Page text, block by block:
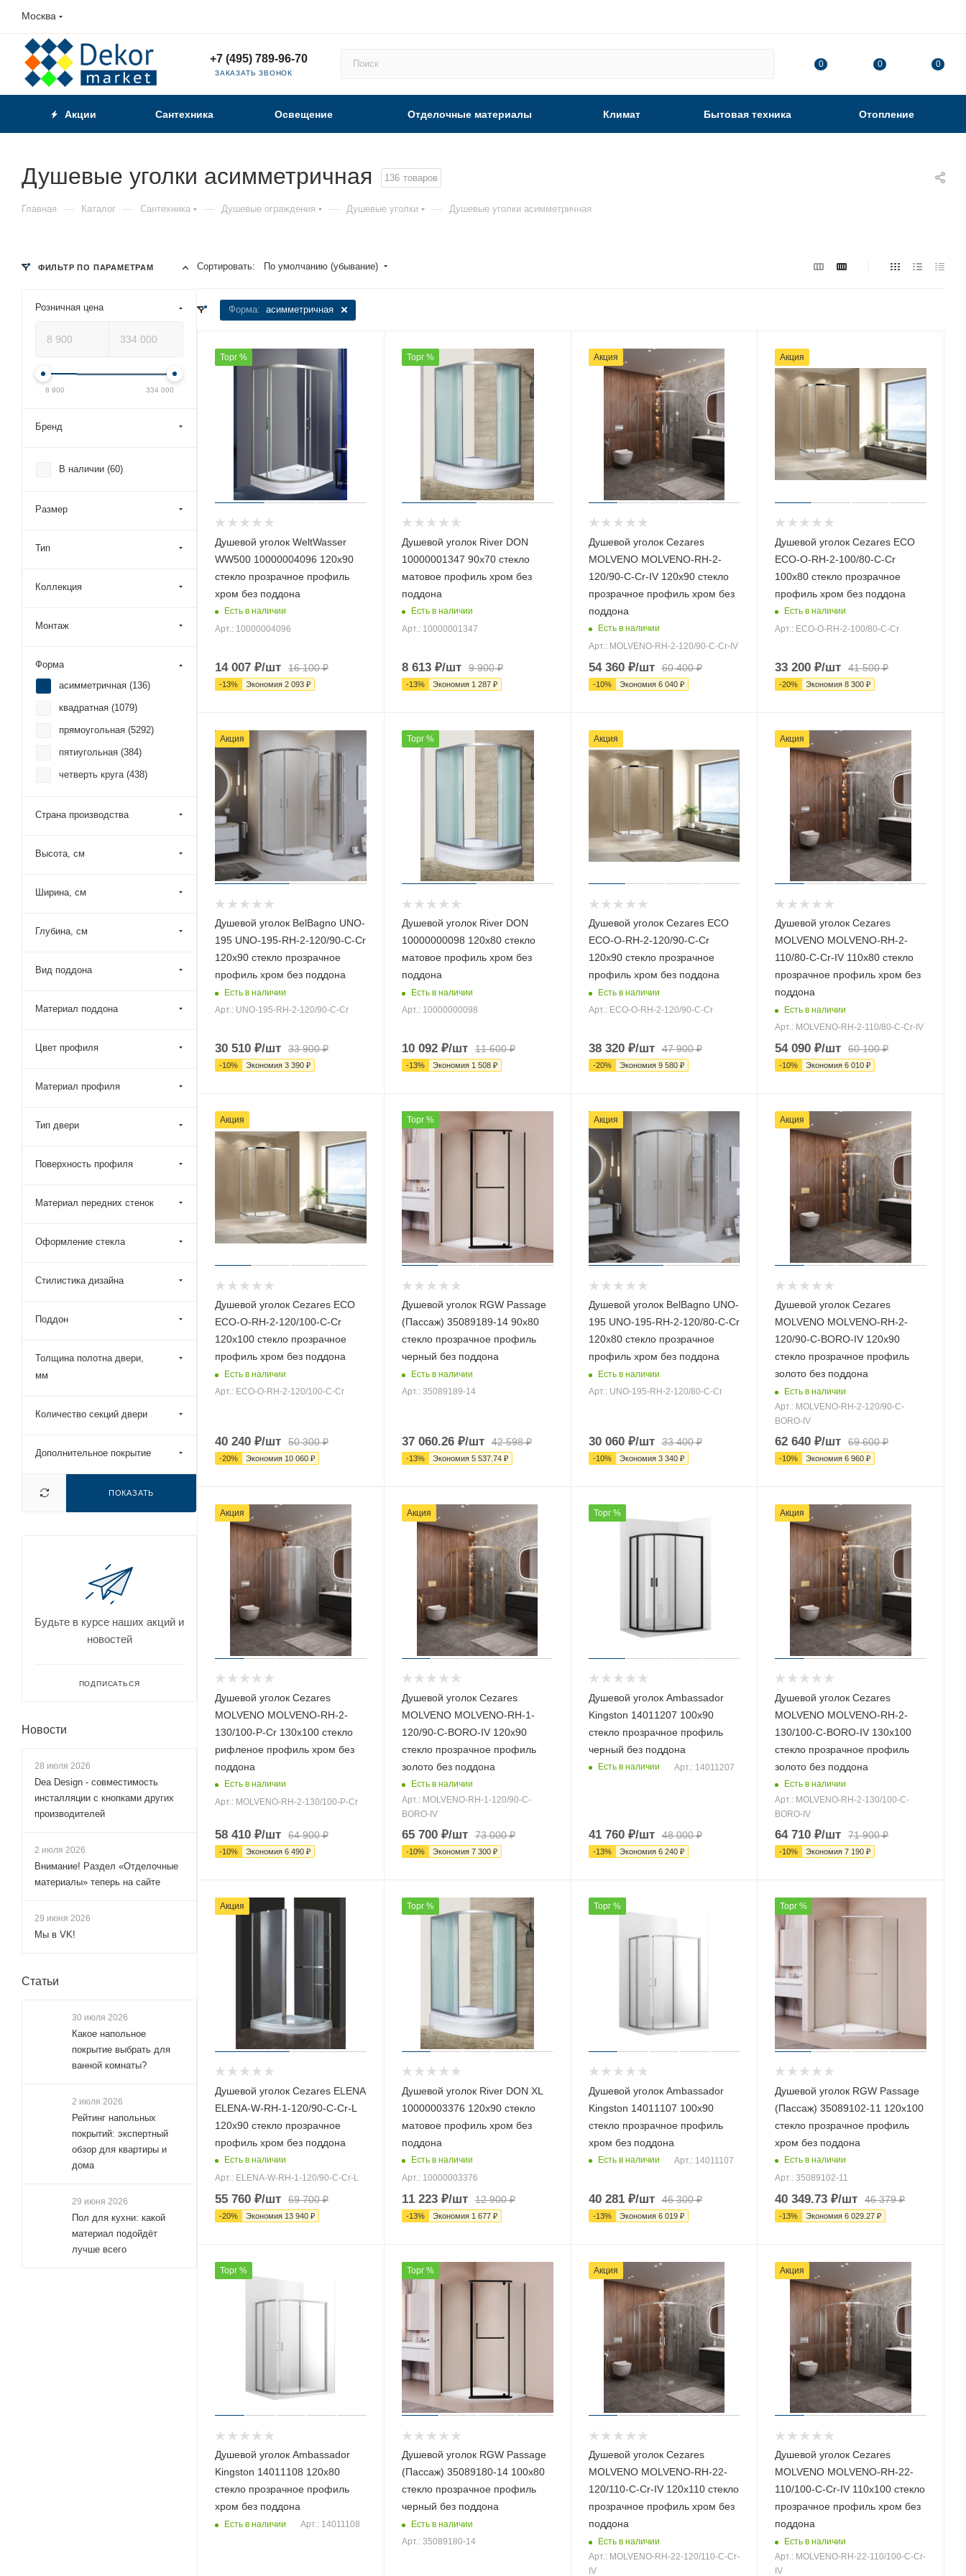
Москва
+7 (495) 789-96-70
ЗАКАЗАТЬ ЗВОНОК
0 0 0
Акции Сантехника Освещение Отделочные материалы Климат Бытовая техника Отопление
Душевые уголки асимметричная 136 товаров
Главная — Каталог — Сантехника — Душевые ограждения — Душевые уголки — Душевые уголки асимметричная
Сортировать: По умолчанию (убывание)
Форма: асимметричная
Торг %
Душевой уголок WeltWasser
WW500 10000004096 120х90
стекло прозрачное профиль
хром без поддона
Есть в наличии
Арт.: 10000004096
14 007 ₽/шт 16 100₽
-13% Экономия 2 093 ₽
Торг %
Душевой уголок River DON
10000001347 90х70 стекло
матовое профиль хром без
поддона
Есть в наличии
Арт.: 10000001347
8 613₽/шт 9 900₽
-13% Экономия 1 287₽
Акция
Душевой уголок Cezares
MOLVENO MOLVENO-RH-2-
120/90-C-Cr-IV 120х90 стекло
прозрачное профиль хром без
поддона
Есть в наличии
Арт.: MOLVENO-RH-2-120/90-C-Cr-IV
54 360₽/шт 60 400₽
-10% Экономия 6 040₽
Акция
Душевой уголок Cezares ECO
ECO-O-RH-2-100/80-C-Cr
100х80 стекло прозрачное
профиль хром без поддона
Есть в наличии
Арт.: ECO-O-RH-2-100/80-C-Cr
33 200 ₽/шт 41 500₽
-20% Экономия8 300 ₽
Акция
Душевой уголок BelBagno UNO-
195 UNO-195-RH-2-120/90-C-Cr
120х90 стекло прозрачное
профиль хром без поддона
Есть в наличии
Арт.: UNO-195-RH-2-120/90-C-Cr
30 510 ₽/шт 33 900₽
-10% Экономия 3 390 ₽
Торг %
Душевой уголок River DON
10000000098 120х80 стекло
матовое профиль хром без
поддона
Есть в наличии
Арт.: 10000000098
10 092₽/шт 11 600₽
-13% Экономия 1 508₽
Акция
Душевой уголок Cezares ECO
ECO-O-RH-2-120/90-C-Cr
120х90 стекло прозрачное
профиль хром без поддона
Есть в наличии
Арт.: ECO-O-RH-2-120/90-C-Cr
38 320₽/шт 47 900₽
-20% Экономия 9 580₽
Акция
Душевой уголок Cezares
MOLVENO MOLVENO-RH-2-
110/80-C-Cr-IV 110х80 стекло
прозрачное профиль хром без
поддона
Есть в наличии
Арт.: MOLVENO-RH-2-110/80-C-Cr-IV
54 090 ₽/шт 60 100₽
-10% Экономия6 010 ₽
Акция
Душевой уголок Cezares ECO
ECO-O-RH-2-120/100-C-Cr
120х100 стекло прозрачное
профиль хром без поддона
Есть в наличии
Арт.: ECO-O-RH-2-120/100-C-Cr
40 240 ₽/шт 50 300₽
-20% Экономия 10 060 ₽
Торг %
Душевой уголок RGW Passage
(Пассаж) 35089189-14 90х80
стекло прозрачное профиль
черный без поддона
Есть в наличии
Арт.: 35089189-14
37 060.26₽/шт 42 598₽
-13% Экономия 5 537.74₽
Акция
Душевой уголок BelBagno UNO-
195 UNO-195-RH-2-120/80-C-Cr
120х80 стекло прозрачное
профиль хром без поддона
Есть в наличии
Арт.: UNO-195-RH-2-120/80-C-Cr
30 060₽/шт 33 400₽
-10% Экономия 3 340₽
Акция
Душевой уголок Cezares
MOLVENO MOLVENO-RH-2-
120/90-C-BORO-IV 120х90
стекло прозрачное профиль
золото без поддона
Есть в наличии
Арт.: MOLVENO-RH-2-120/90-C-
BORO-IV
62 640 ₽/шт 69 600₽
-10% Экономия6 960 ₽
Акция
Душевой уголок Cezares
MOLVENO MOLVENO-RH-2-
130/100-P-Cr 130х100 стекло
рифленое профиль хром без
поддона
Есть в наличии
Арт.: MOLVENO-RH-2-130/100-P-Cr
58 410 ₽/шт 64 900₽
-10% Экономия 6 490 ₽
Акция
Душевой уголок Cezares
MOLVENO MOLVENO-RH-1-
120/90-C-BORO-IV 120х90
стекло прозрачное профиль
золото без поддона
Есть в наличии
Арт.: MOLVENO-RH-1-120/90-C-
BORO-IV
65 700₽/шт 73 000₽
-10% Экономия 7 300₽
Торг %
Душевой уголок Ambassador
Kingston 14011207 100х90
стекло прозрачное профиль
черный без поддона
Есть в наличии Арт.: 14011207
41 760₽/шт 48 000₽
-13% Экономия 6 240₽
Акция
Душевой уголок Cezares
MOLVENO MOLVENO-RH-2-
130/100-C-BORO-IV 130х100
стекло прозрачное профиль
золото без поддона
Есть в наличии
Арт.: MOLVENO-RH-2-130/100-C-
BORO-IV
64 710 ₽/шт 71 900₽
-10% Экономия7 190 ₽
Акция
Душевой уголок Cezares ELENA
ELENA-W-RH-1-120/90-C-Cr-L
120х90 стекло прозрачное
профиль хром без поддона
Есть в наличии
Арт.: ELENA-W-RH-1-120/90-C-Cr-L
55 760 ₽/шт 69 700₽
-20% Экономия 13 940 ₽
Торг %
Душевой уголок River DON XL
10000003376 120х90 стекло
матовое профиль хром без
поддона
Есть в наличии
Арт.: 10000003376
11 223₽/шт 12 900₽
-13% Экономия 1 677₽
Торг %
Душевой уголок Ambassador
Kingston 14011107 100х90
стекло прозрачное профиль
хром без поддона
Есть в наличии Арт.: 14011107
40 281₽/шт 46 300₽
-13% Экономия 6 019₽
Торг %
Душевой уголок RGW Passage
(Пассаж) 35089102-11 120х100
стекло прозрачное профиль
хром без поддона
Есть в наличии
Арт.: 35089102-11
40 349.73 ₽/шт 46 379₽
-13% Экономия6 029.27 ₽
Торг %
Душевой уголок Ambassador
Kingston 14011108 120х80
стекло прозрачное профиль
хром без поддона
Есть в наличии Арт.: 14011108
Торг %
Душевой уголок RGW Passage
(Пассаж) 35089180-14 100х80
стекло прозрачное профиль
черный без поддона
Есть в наличии
Арт.: 35089180-14
Акция
Душевой уголок Cezares
MOLVENO MOLVENO-RH-22-
120/110-C-Cr-IV 120х110 стекло
прозрачное профиль хром без
поддона
Есть в наличии
Арт.: MOLVENO-RH-22-120/110-C-Cr-
IV
Акция
Душевой уголок Cezares
MOLVENO MOLVENO-RH-22-
110/100-C-Cr-IV 110х100 стекло
прозрачное профиль хром без
поддона
Есть в наличии
Арт.: MOLVENO-RH-22-110/100-C-Cr-
IV
ФИЛЬТР ПО ПАРАМЕТРАМ
Розничная цена
8 900 334 000
Бренд
В наличии (60)
Размер
Тип
Коллекция
Монтаж
Форма
асимметричная (136)
квадратная (1079)
прямоугольная (5292)
пятиугольная (384)
четверть круга (438)
Страна производства
Высота, см
Ширина, см
Глубина, см
Вид поддона
Материал поддона
Цвет профиля
Материал профиля
Тип двери
Поверхность профиля
Материал передних стенок
Оформление стекла
Стилистика дизайна
Поддон
Толщина полотна двери,
мм
Количество секций двери
Дополнительное покрытие
ПОКАЗАТЬ
Будьте в курсе наших акций и
новостей
ПОДПИСАТЬСЯ
Новости
28 июля 2026
Dea Design - совместимость
инсталляции с кнопками других
производителей
2 июля 2026
Внимание! Раздел «Отделочные
материалы» теперь на сайте
29 июня 2026
Мы в VK!
Статьи
30 июля 2026
Какое напольное
покрытие выбрать для
ванной комнаты?
2 июля 2026
Рейтинг напольных
покрытий: экспертный
обзор для квартиры и
дома
29 июня 2026
Пол для кухни: какой
материал подойдёт
лучше всего